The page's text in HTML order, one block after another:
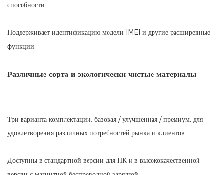
способности.
Поддерживает идентификацию модели IMEI и другие расширенные
функции.
Различные сорта и экологически чистые материалы
Три варианта комплектации: базовая / улучшенная / премиум, для
удовлетворения различных потребностей рынка и клиентов.
Доступны в стандартной версии для ПК и в высококачественной